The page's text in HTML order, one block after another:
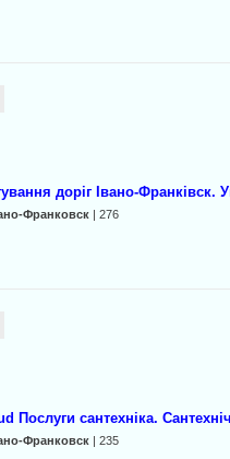
доріг Івано-Франківск.
Франковск| 276
Послуги сантехніка.
Франковск| 235